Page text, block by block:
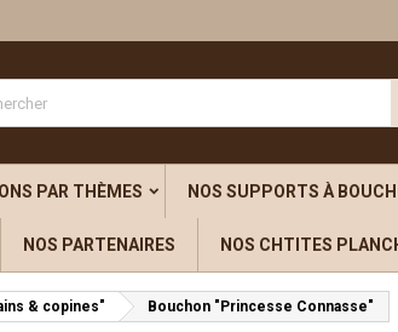
add_circle_outlineCréer
connecté pour ajouter des produits à votre liste
PAR THÈMES NOS SUPPORTS À
NOS PARTENAIRES NOS CHTITES
& copines" Bouchon "Princesse Connasse"